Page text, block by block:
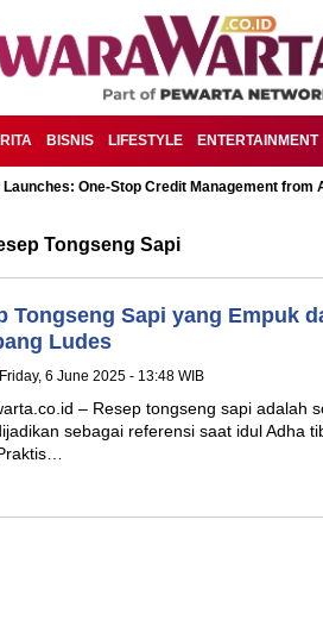
BISNIS LIFESTYLE ENTERTAINMENT
Launches: One-Stop Credit Management
Tongseng Sapi
Tongseng Sapi yang Empuk
Ludes
Friday, 6 June 2025 - 13:48 WIB
– Resep tongseng sapi adalah
sebagai referensi saat idul Adha